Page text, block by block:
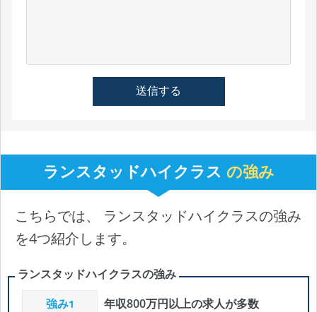
ランスタッドハイクラス の強み
こちらでは、 ランスタッドハイクラスの強み
を4つ紹介します。
ランスタッドハイクラスの強み
強み1
年収800万円以上の求人が多数